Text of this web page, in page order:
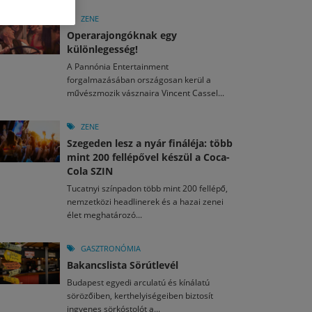
2026. JÚL. 15.
nézők 10 kedvenc filmje 2026 első félévében
án hozzánk is megérkezik a Rocktábor
2026. JÚL. 29.
a jubileumi Művészetek Völgye – még öt
kulturális ünnep
egy mese: 30 napos mesekihívást indít a Libri
2026. MÁJ. 11.
László kapta az Artisjus Irodalmi Nagydíjat
ZENE
Operarajongóknak egy
különlegesség!
A Pannónia Entertainment
forgalmazásában országosan kerül a
művészmozik vásznaira Vincent Cassel...
ZENE
Szegeden lesz a nyár fináléja: több
mint 200 fellépővel készül a Coca-
Cola SZIN
Tucatnyi színpadon több mint 200 fellépő,
nemzetközi headlinerek és a hazai zenei
élet meghatározó...
GASZTRONÓMIA
Bakancslista Sörútlevél
Budapest egyedi arculatú és kínálatú
sörözőiben, kerthelyiségeiben biztosít
ingyenes sörkóstolót a...